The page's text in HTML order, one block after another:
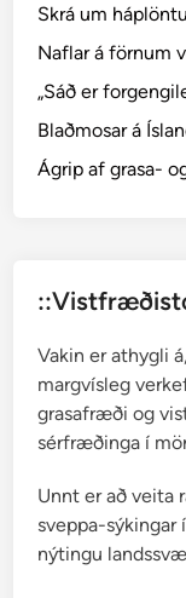
Skrá um
Naflar á förnum
„Sáð er
Blaðmosar á
Ágrip af grasa-
Vakin er athygli
margvísleg
grasafræði og
sérfræðinga í
Unnt er að veita
sveppa-
nýtingu